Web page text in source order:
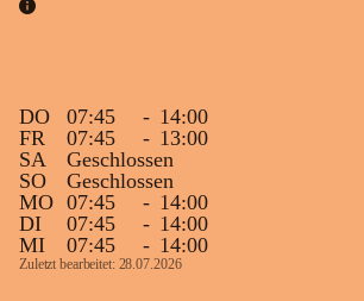
DO 07:45 - 14:00
FR
07:45 - 13:00
SA
Geschlossen
SO
Geschlossen
MO 07:45 - 14:00
DI
07:45 - 14:00
MI
07:45 - 14:00
Zuletzt bearbeitet: 28.07.2026